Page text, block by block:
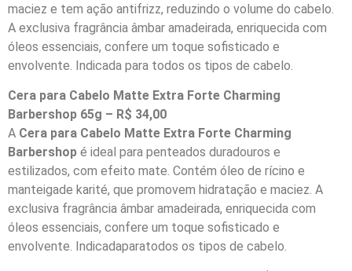
maciez e tem ação antifrizz, reduzindo o volume do cabelo.
A exclusiva fragrância âmbar amadeirada, enriquecida com
óleos essenciais, confere um toque sofisticado e
envolvente. Indicada para todos os tipos de cabelo.
Cera para Cabelo Matte Extra Forte Charming
Barbershop 65g – R$ 34,00
A Cera para Cabelo Matte Extra Forte Charming
Barbershop é ideal para penteados duradouros e
estilizados, com efeito mate. Contém óleo de rícino e
manteigade karité, que promovem hidratação e maciez. A
exclusiva fragrância âmbar amadeirada, enriquecida com
óleos essenciais, confere um toque sofisticado e
envolvente. Indicadaparatodos os tipos de cabelo.